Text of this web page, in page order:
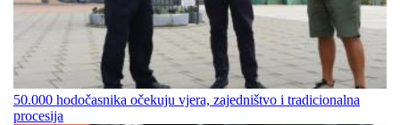
50.000 hodočasnika očekuju vjera, zajedništvo i tradicionalna
procesija